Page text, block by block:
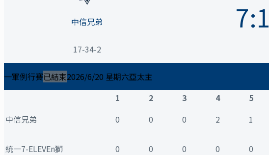
中信兄弟
17-34-2
7:1
一軍例行賽已結束2026/6/20 星期六亞太主
1
2 3 4 5
中信兄弟
0 0 0 2 1
統一7-ELEVEn獅 0 0 0 0 0